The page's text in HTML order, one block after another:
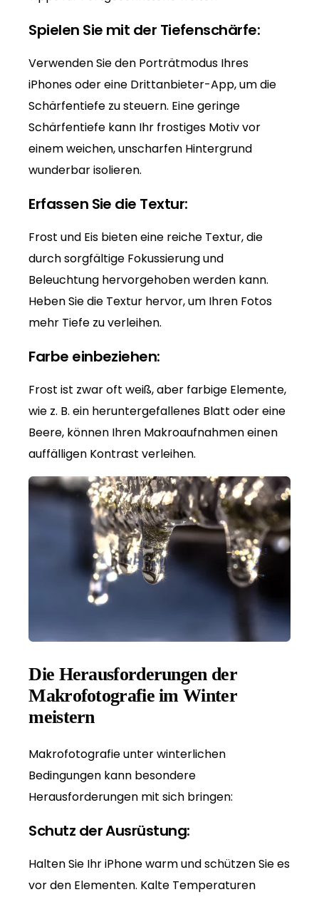
Spielen Sie mit der Tiefenschärfe:
Verwenden Sie den Porträtmodus Ihres
iPhones oder eine Drittanbieter-App, um die
Schärfentiefe zu steuern. Eine geringe
Schärfentiefe kann Ihr frostiges Motiv vor
einem weichen, unscharfen Hintergrund
wunderbar isolieren.
Erfassen Sie die Textur:
Frost und Eis bieten eine reiche Textur, die
durch sorgfältige Fokussierung und
Beleuchtung hervorgehoben werden kann.
Heben Sie die Textur hervor, um Ihren Fotos
mehr Tiefe zu verleihen.
Farbe einbeziehen:
Frost ist zwar oft weiß, aber farbige Elemente,
wie z. B. ein heruntergefallenes Blatt oder eine
Beere, können Ihren Makroaufnahmen einen
auffälligen Kontrast verleihen.
Die Herausforderungen der
Makrofotografie im Winter
meistern
Makrofotografie unter winterlichen
Bedingungen kann besondere
Herausforderungen mit sich bringen:
Schutz der Ausrüstung:
Halten Sie Ihr iPhone warm und schützen Sie es
vor den Elementen. Kalte Temperaturen